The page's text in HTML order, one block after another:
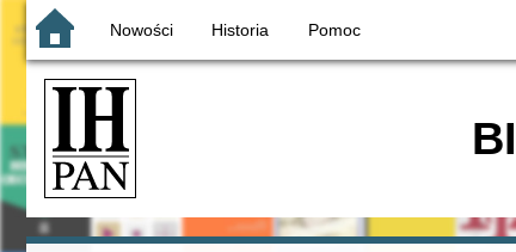
Nowości Historia Pomoc